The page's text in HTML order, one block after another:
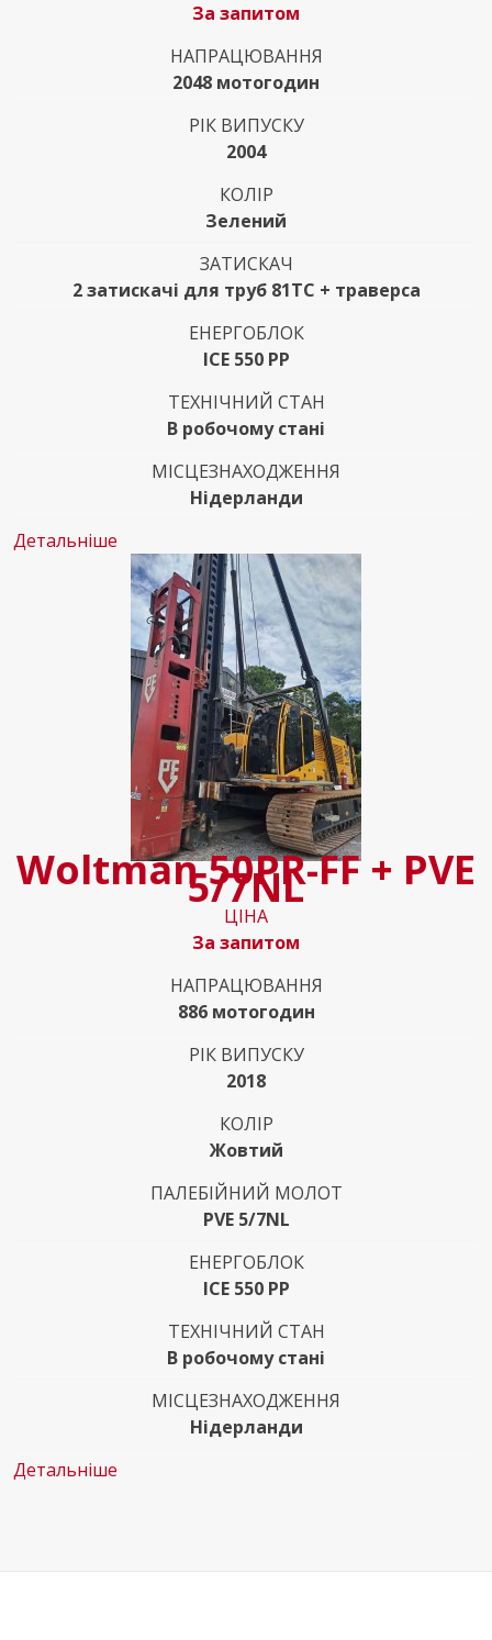
За запитом
НАПРАЦЮВАННЯ
2048 мотогодин
РІК ВИПУСКУ
2004
КОЛІР
Зелений
ЗАТИСКАЧ
2 затискачі для труб 81TС + траверса
ЕНЕРГОБЛОК
ICE 550 PP
ТЕХНІЧНИЙ СТАН
В робочому стані
МІСЦЕЗНАХОДЖЕННЯ
Нідерланди
Детальніше
Woltman 50PR-FF + PVE
5/7NL
ЦІНА
За запитом
НАПРАЦЮВАННЯ
886 мотогодин
РІК ВИПУСКУ
2018
КОЛІР
Жовтий
ПАЛЕБІЙНИЙ МОЛОТ
PVE 5/7NL
ЕНЕРГОБЛОК
ICE 550 PP
ТЕХНІЧНИЙ СТАН
В робочому стані
МІСЦЕЗНАХОДЖЕННЯ
Нідерланди
Детальніше